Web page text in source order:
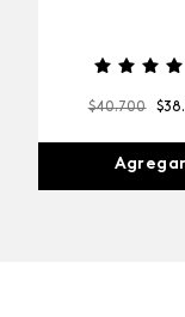
$40.700 $38.
Agregar